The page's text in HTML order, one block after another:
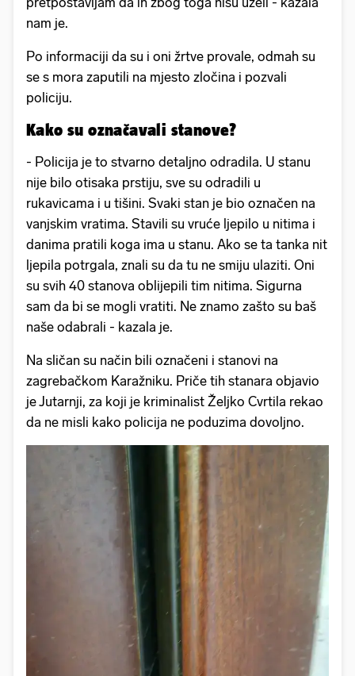
nam je.
Po informaciji da su i oni žrtve provale, odmah su
se s mora zaputili na mjesto zločina i pozvali
policiju.
Kako su označavali stanove?
- Policija je to stvarno detaljno odradila. U stanu
nije bilo otisaka prstiju, sve su odradili u
rukavicama i u tišini. Svaki stan je bio označen na
vanjskim vratima. Stavili su vruće ljepilo u nitima i
danima pratili koga ima u stanu. Ako se ta tanka nit
ljepila potrgala, znali su da tu ne smiju ulaziti. Oni
su svih 40 stanova oblijepili tim nitima. Sigurna
sam da bi se mogli vratiti. Ne znamo zašto su baš
naše odabrali - kazala je.
Na sličan su način bili označeni i stanovi na
zagrebačkom Karažniku. Priče tih stanara objavio
je Jutarnji, za koji je kriminalist Željko Cvrtila rekao
da ne misli kako policija ne poduzima dovoljno.